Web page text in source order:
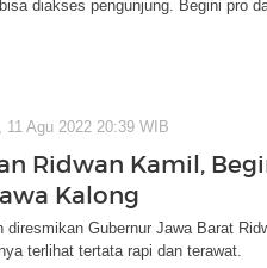
diakses pengunjung. Begini pro
11 Agu 2022 20:39 WIB
Ridwan Kamil,
Kalong
diresmikan Gubernur Jawa Barat
terlihat tertata rapi dan terawat.